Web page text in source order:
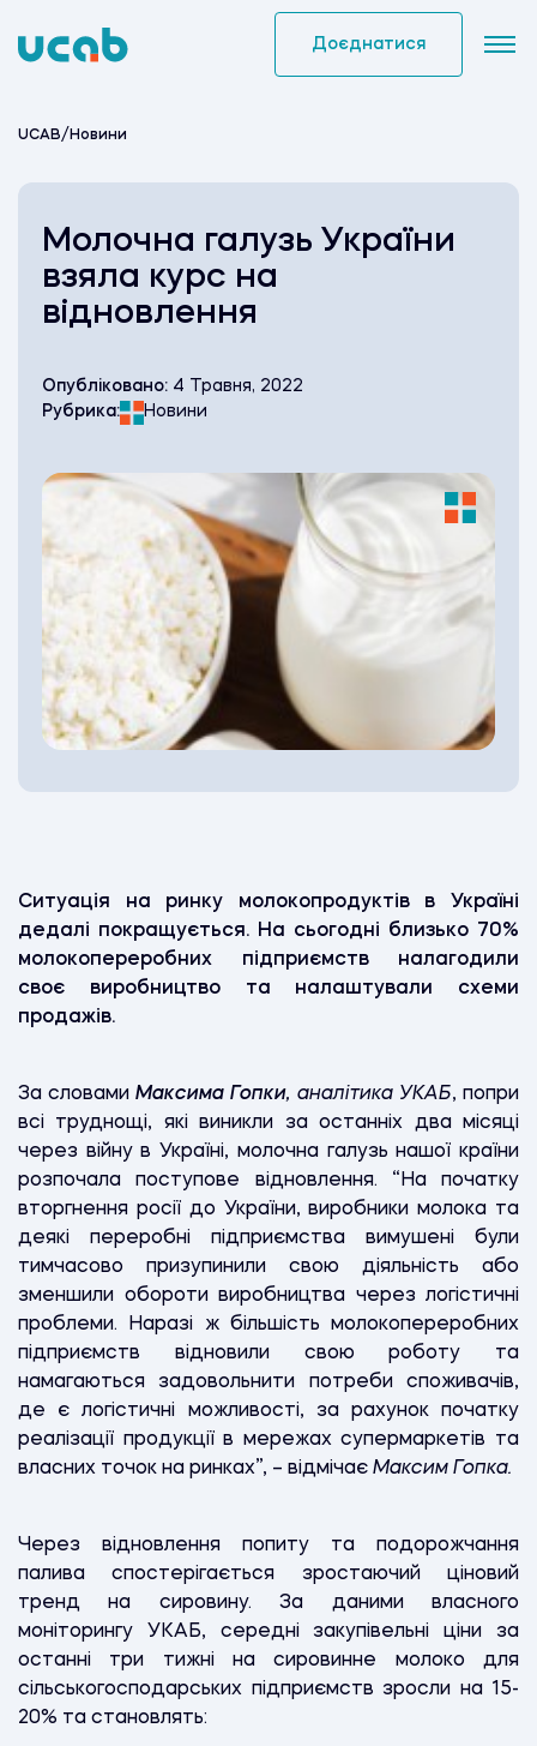
to
Доєднатися
UCAB/ Новини
Молочна галузь України
взяла курс на
відновлення
Опубліковано: 4 Травня, 2022
Рубрика:
Новини
Ситуація на ринку молокопродуктів в Україні
дедалі покращується. На сьогодні близько 70%
молокопереробних підприємств налагодили
своє виробництво та налаштували схеми
продажів.
За словами Максима Гопки, аналітика УКАБ, попри
всі труднощі, які виникли за останніх два місяці
через війну в Україні, молочна галузь нашої країни
розпочала поступове відновлення. “На початку
вторгнення росії до України, виробники молока та
деякі переробні підприємства вимушені були
тимчасово призупинили свою діяльність або
зменшили обороти виробництва через логістичні
проблеми. Наразі ж більшість молокопереробних
підприємств відновили свою роботу та
намагаються задовольнити потреби споживачів,
де є логістичні можливості, за рахунок початку
реалізації продукції в мережах супермаркетів та
власних точок на ринках”, – відмічає Максим Гопка.
Через відновлення попиту та подорожчання
палива спостерігається зростаючий ціновий
тренд на сировину. За даними власного
моніторингу УКАБ, середні закупівельні ціни за
останні три тижні на сировинне молоко для
сільськогосподарських підприємств зросли на 15-
20% та становлять: